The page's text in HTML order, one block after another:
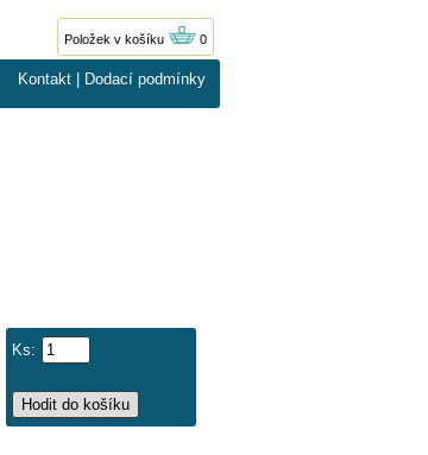
Položek v košíku 0
Kontakt Dodací podmínky
Ks: